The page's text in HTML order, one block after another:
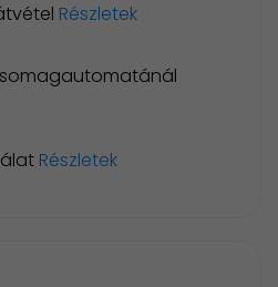
Részletek
Részletek